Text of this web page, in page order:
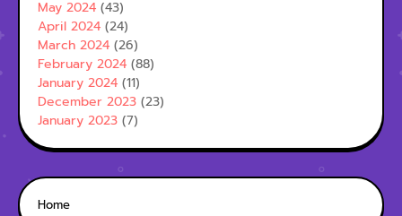
May 2024 (43)
April 2024 (24)
March 2024 (26)
February 2024 (88)
January 2024 (11)
December 2023 (23)
January 2023 (7)
Home